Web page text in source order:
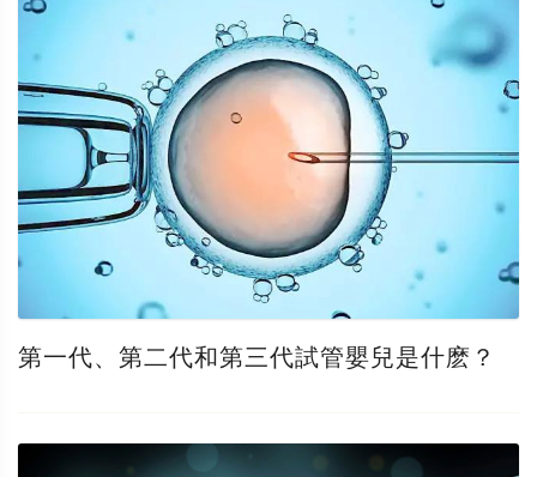
第一代、第二代和第三代試管嬰兒是什麽？